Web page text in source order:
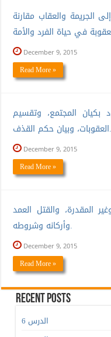
إلى الجريمة والعقاب مقارنة
December 9, 2015
Read More »
بكيان المجتمع، وتقسيم
العقوبات، وبيان حكم القذف.
December 9, 2015
Read More »
وغير المقدرة، والقتل العمد
وأركانه وشروطه.
December 9, 2015
Read More »
Recent Posts
الدرس 6